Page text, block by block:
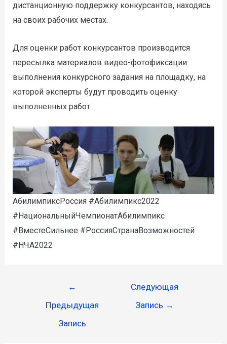
дистанционную поддержку конкурсантов, находясь
на своих рабочих местах.
Для оценки работ конкурсантов производится
пересылка материалов видео-фотофиксации
выполнения конкурсного задания на площадку, на
которой эксперты будут проводить оценку
выполненных работ.
АбилимпиксРоссия #Абилимпикс2022
#НациональныйЧемпионатАбилимпикс
#ВместеСильнее #РоссияСтранаВозможностей
#НЧА2022
←
Предыдущая
Запись
Следующая
Запись →